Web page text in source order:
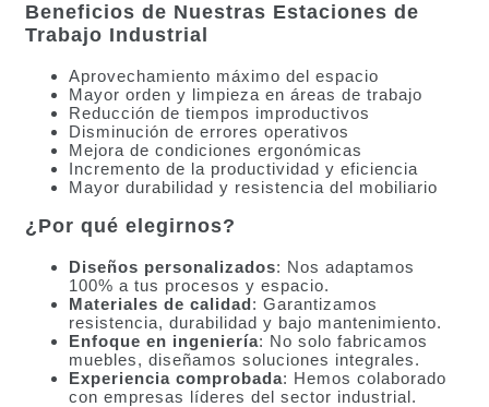
Beneficios de Nuestras Estaciones de
Trabajo Industrial
Aprovechamiento máximo del espacio
Mayor orden y limpieza en áreas de trabajo
Reducción de tiempos improductivos
Disminución de errores operativos
Mejora de condiciones ergonómicas
Incremento de la productividad y eficiencia
Mayor durabilidad y resistencia del mobiliario
¿Por qué elegirnos?
Diseños personalizados: Nos adaptamos
100% a tus procesos y espacio.
Materiales de calidad: Garantizamos
resistencia, durabilidad y bajo mantenimiento.
Enfoque en ingeniería: No solo fabricamos
muebles, diseñamos soluciones integrales.
Experiencia comprobada: Hemos colaborado
con empresas líderes del sector industrial.